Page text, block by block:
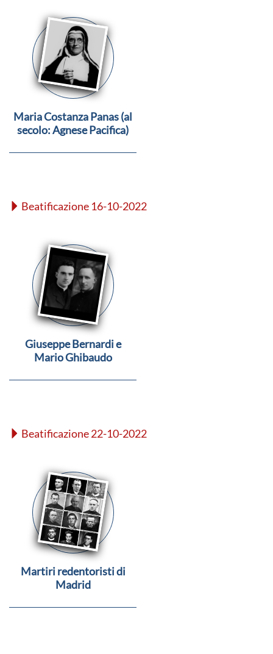
Maria Costanza Panas (al
secolo: Agnese Pacifica)
Beatificazione 16-10-2022
Giuseppe Bernardi e
Mario Ghibaudo
Beatificazione 22-10-2022
Martiri redentoristi di
Madrid